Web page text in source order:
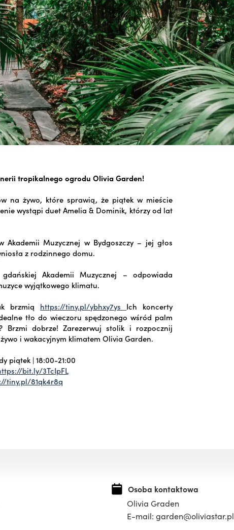
tropikalnego ogrodu Olivia Garden!
na żywo, które sprawią, że piątek w mieście
wystąpi duet Amelia & Dominik, którzy od lat
Muzycznej w Bydgoszczy – jej głos
z rodzinnego domu.
Akademii Muzycznej – odpowiada
wyjątkowego klimatu.
brzmią https://tiny.pl/ybhxy7ys Ich koncerty
tło do wieczoru spędzonego wśród palm
Brzmi dobrze! Zarezerwuj stolik i rozpocznij
i wakacyjnym klimatem Olivia Garden.
piątek | 18:00-21:00
bit.ly/3TcIpFL
tiny.pl/81qk4r8q
Osoba kontaktowa
Olivia Graden
E-mail: garden@oliviastar.pl